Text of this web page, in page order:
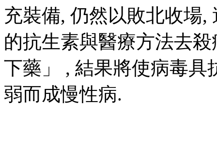
充裝備, 仍然以敗北收場,
的抗生素與醫療方法去
下藥」 , 結果將使病毒具
弱而成慢性病.